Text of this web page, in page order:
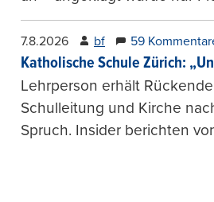
7.8.2026 bf 59
Katholische Schule Zürich:
Lehrperson erhält
Schulleitung und Kirche
Spruch. Insider berichten